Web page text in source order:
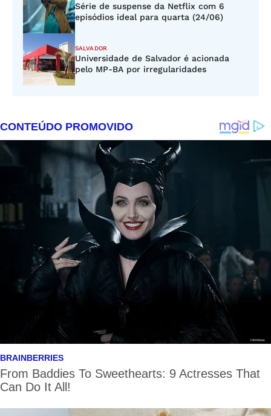
Série de suspense da Netflix com 6
episódios ideal para quarta (24/06)
SALVADOR
Universidade de Salvador é acionada
pelo MP-BA por irregularidades